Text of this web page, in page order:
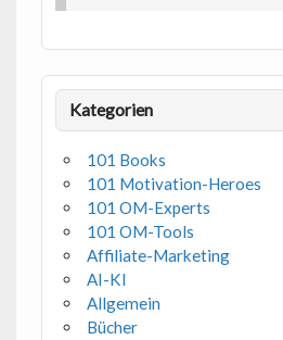
Kategorien
101 Books
101 Motivation-Heroes
101 OM-Experts
101 OM-Tools
Affiliate-Marketing
AI-KI
Allgemein
Bücher